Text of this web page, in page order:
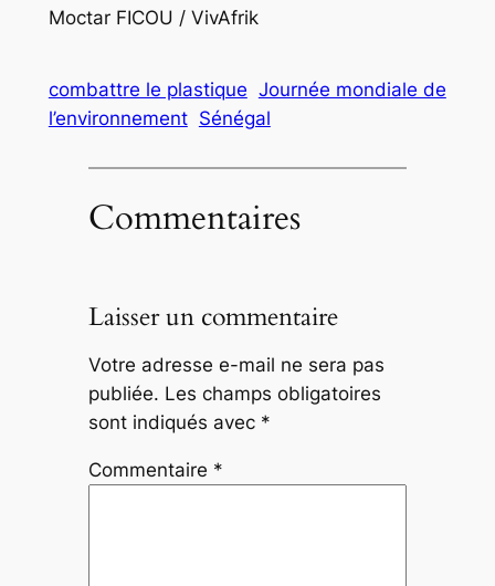
Moctar FICOU / VivAfrik
combattre le plastique Journée mondiale de
l’environnement Sénégal
Commentaires
Laisser un commentaire
Votre adresse e-mail ne sera pas
publiée. Les champs obligatoires
sont indiqués avec *
Commentaire *